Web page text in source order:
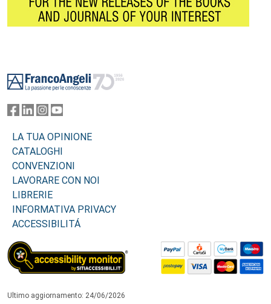
LA TUA OPINIONE
CATALOGHI
CONVENZIONI
LAVORARE CON NOI
LIBRERIE
INFORMATIVA PRIVACY
ACCESSIBILITÁ
Ultimo aggiornamento: 24/06/2026